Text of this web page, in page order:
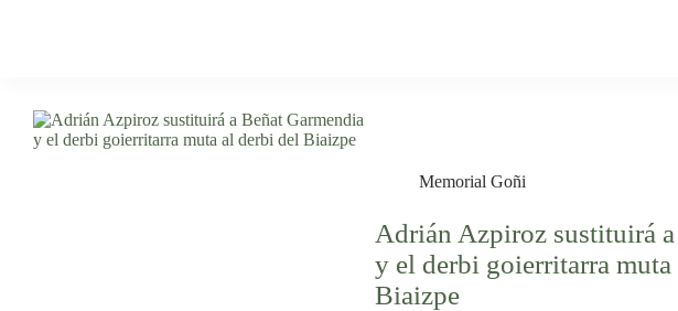
Memorial Goñi
Adrián Azpiroz sustituirá
y el derbi goierritarra muta
Biaizpe